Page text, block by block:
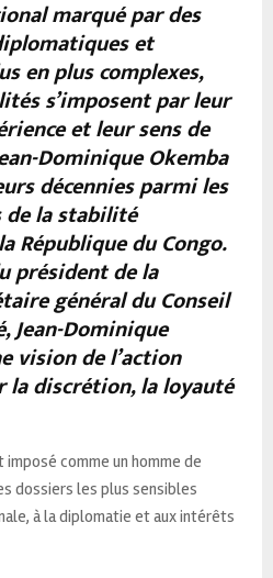
marqué par des
et
en plus complexes,
s’imposent par leur
et leur sens de
Dominique Okemba
décennies parmi les
la stabilité
du Congo.
président de la
général du Conseil
Jean-Dominique
vision de l’action
la discrétion, la loyauté
comme un homme de
dossiers les plus sensibles
à la diplomatie et aux intérêts